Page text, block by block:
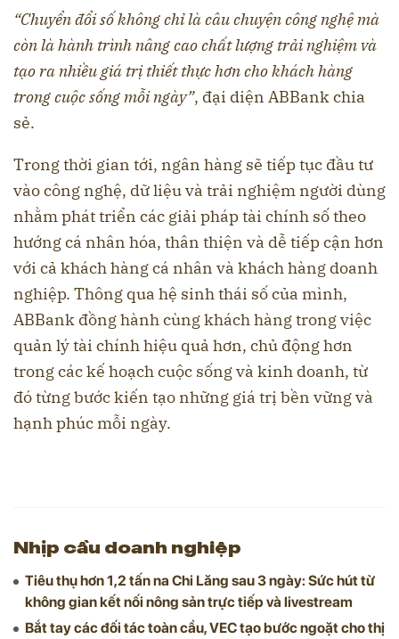
“Chuyển đổi số không chỉ là câu chuyện công nghệ mà
còn là hành trình nâng cao chất lượng trải nghiệm và
tạo ra nhiều giá trị thiết thực hơn cho khách hàng
trong cuộc sống mỗi ngày”, đại diện ABBank chia
sẻ.
Trong thời gian tới, ngân hàng sẽ tiếp tục đầu tư
vào công nghệ, dữ liệu và trải nghiệm người dùng
nhằm phát triển các giải pháp tài chính số theo
hướng cá nhân hóa, thân thiện và dễ tiếp cận hơn
với cả khách hàng cá nhân và khách hàng doanh
nghiệp. Thông qua hệ sinh thái số của mình,
ABBank đồng hành cùng khách hàng trong việc
quản lý tài chính hiệu quả hơn, chủ động hơn
trong các kế hoạch cuộc sống và kinh doanh, từ
đó từng bước kiến tạo những giá trị bền vững và
hạnh phúc mỗi ngày.
Nhịp cầu doanh nghiệp
Tiêu thụ hơn 1,2 tấn na Chi Lăng sau 3 ngày: Sức hút từ
không gian kết nối nông sản trực tiếp và livestream
Bắt tay các đối tác toàn cầu, VEC tạo bước ngoặt cho thị